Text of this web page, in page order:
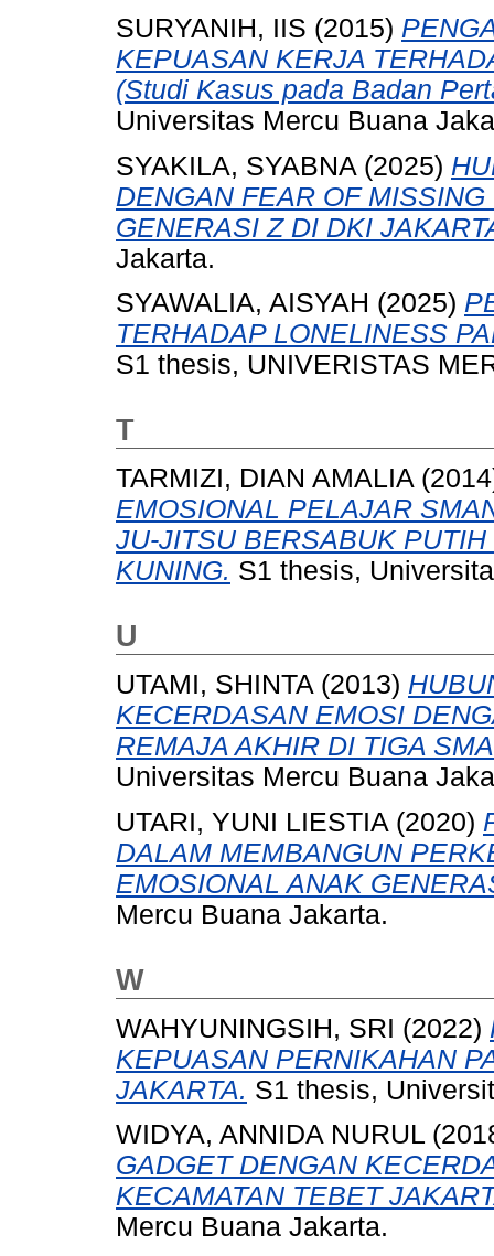
SURYANIH, IIS (2015)
KEPUASAN KERJA
(Studi Kasus pada Badan
Universitas Mercu Buana
SYAKILA, SYABNA (2025)
DENGAN FEAR OF
GENERASI Z DI DKI
Jakarta.
SYAWALIA, AISYAH (2025)
TERHADAP LONELINESS
S1 thesis, UNIVERISTAS
T
TARMIZI, DIAN AMALIA
EMOSIONAL PELAJAR
JU-JITSU BERSABUK
KUNING. S1 thesis,
U
UTAMI, SHINTA (2013)
KECERDASAN EMOSI
REMAJA AKHIR DI TIGA
Universitas Mercu Buana
UTARI, YUNI LIESTIA (2020)
DALAM MEMBANGUN
EMOSIONAL ANAK
Mercu Buana Jakarta.
W
WAHYUNINGSIH, SRI (2022)
KEPUASAN PERNIKAHAN
JAKARTA. S1 thesis,
WIDYA, ANNIDA NURUL
GADGET DENGAN
KECAMATAN TEBET
Mercu Buana Jakarta.